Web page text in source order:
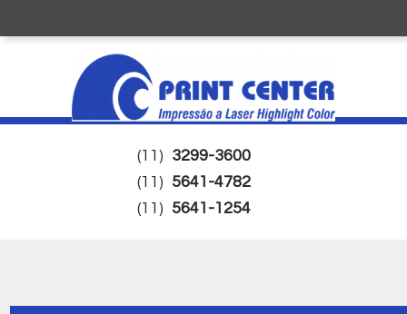
(11) 3299-3600
(11) 5641-4782
(11) 5641-1254